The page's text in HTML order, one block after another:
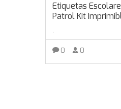
Etiquetas
Patrol Kit
,
0 0